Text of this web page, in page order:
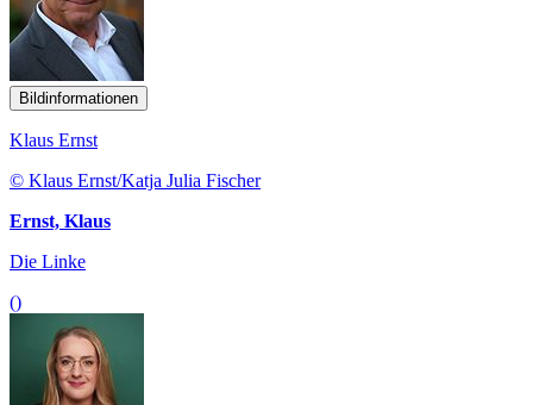
Bildinformationen
Klaus Ernst
© Klaus Ernst/Katja Julia Fischer
Ernst, Klaus
Die Linke
()